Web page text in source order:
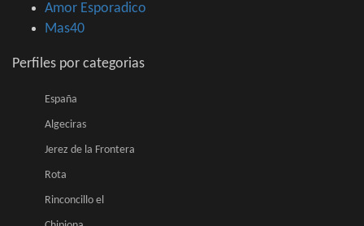
Amor Esporadico
Mas40
Perfiles por categorias
España
Algeciras
Jerez de la Frontera
Rota
Rinconcillo el